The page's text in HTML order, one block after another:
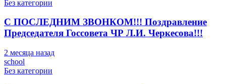
Без категории
С ПОСЛЕДНИМ ЗВОНКОМ!!! Поздравление
Председателя Госсовета ЧР Л.И. Черкесова!!!
2 месяца назад
school
Без категории